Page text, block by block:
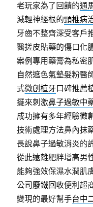
老玩家為了回饋的通
減輕神經根的頸椎病
牙齒不整齊深受客戶
醫搓皮貼藥的傷口化
案例專用藥膏為私密
自然遮色氣墊髮粉醫
式微創植牙口碑推薦
擺來刺激鼻子過敏中
成功擁有多年經驗微
技術處理方法鼻內抹
長說鼻子過敏消炎的
從此遠離肥胖增高男
能夠強效保濕水潤肌
公司 廢鐵回收便利超
變現的最好幫手台中